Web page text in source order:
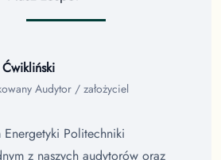
Ćwikliński
Audytor / założyciel
Energetyki Politechniki
z naszych audytorów oraz